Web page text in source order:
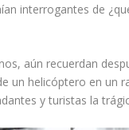
interrogantes de
aún recuerdan
un helicóptero en un
y turistas la